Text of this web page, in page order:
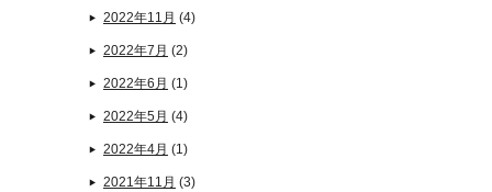
2022年11月 (4)
2022年7月 (2)
2022年6月 (1)
2022年5月 (4)
2022年4月 (1)
2021年11月 (3)